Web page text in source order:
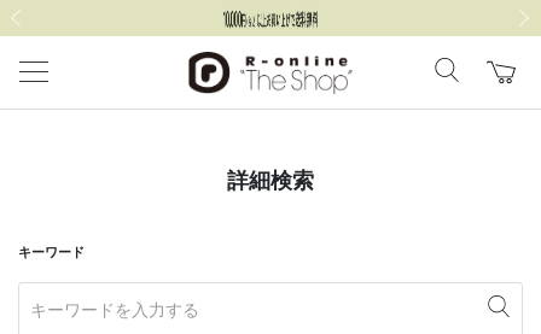
詳細検索
キーワード